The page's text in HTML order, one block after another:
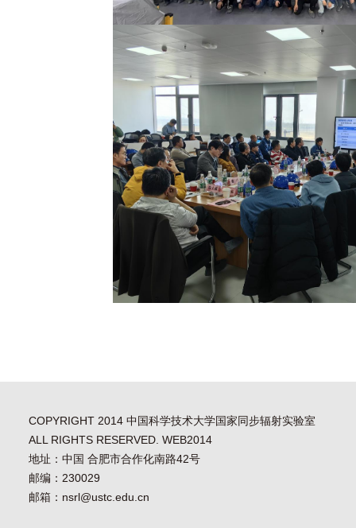
COPYRIGHT 2014 中国科学技术大学国家同步辐射实验室
ALL RIGHTS RESERVED. WEB2014
地址：中国 合肥市合作化南路42号
邮编：230029
邮箱：nsrl@ustc.edu.cn